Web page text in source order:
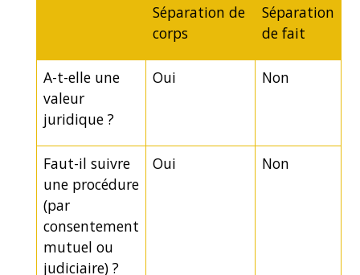
Séparation de
corps
Séparation
de fait
A-t-elle une
valeur
juridique ?
Oui Non
Faut-il suivre
une procédure
(par
consentement
mutuel ou
judiciaire) ?
Oui Non